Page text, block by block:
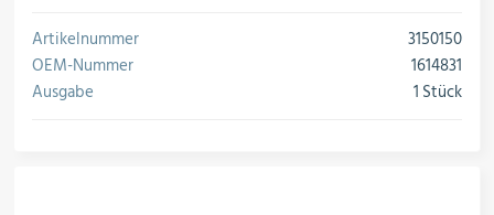
Artikelnummer
3150150
OEM-Nummer
1614831
Ausgabe
1 Stück